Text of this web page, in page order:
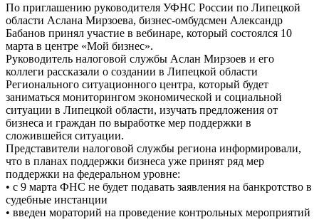
По приглашению руководителя УФНС России по Липецкой
области Аслана Мирзоева, бизнес-омбудсмен Александр
Бабанов принял участие в вебинаре, который состоялся 10
марта в центре «Мой бизнес».
Руководитель налоговой службы Аслан Мирзоев и его
коллеги рассказали о создании в Липецкой области
Регионального ситуационного центра, который будет
заниматься мониторингом экономической и социальной
ситуации в Липецкой области, изучать предложения от
бизнеса и граждан по выработке мер поддержки в
сложившейся ситуации.
Представители налоговой службы региона информировали,
что в планах поддержки бизнеса уже принят ряд мер
поддержки на федеральном уровне:
• с 9 марта ФНС не будет подавать заявления на банкротство в
судебные инстанции
• введен мораторий на проведение контрольных мероприятий